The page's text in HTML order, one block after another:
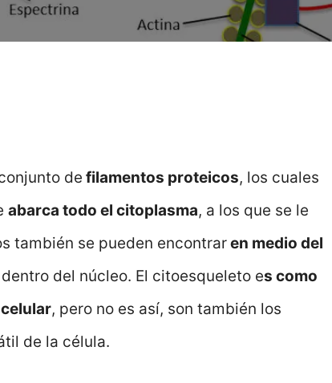
de filamentos proteicos, los cuales
abarca todo el citoplasma, a los que se le
también se pueden encontraren medio del
del núcleo. El citoesqueleto es como
, pero no es así, son también los
de la célula.